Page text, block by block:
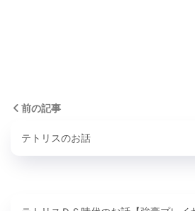
前の記事
テトリスのお話